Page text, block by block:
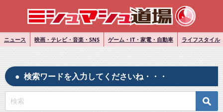
ニュース 映画・テレビ・音楽・SNS ゲーム・IT・家電・自動車 ライフスタイル
検索ワードを入力してくださいね・・・